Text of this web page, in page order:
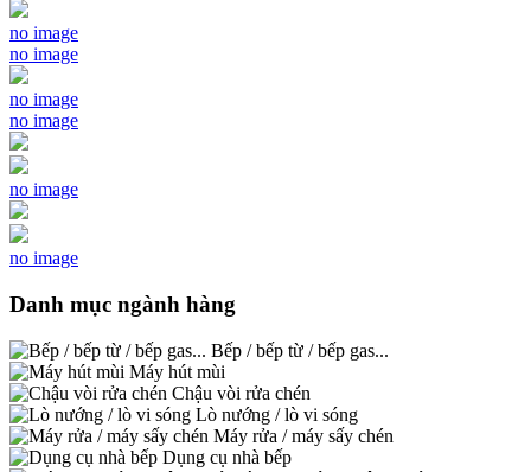
no image
no image
no image
no image
no image
no image
Danh mục ngành hàng
Bếp / bếp từ / bếp gas...
Máy hút mùi
Chậu vòi rửa chén
Lò nướng / lò vi sóng
Máy rửa / máy sấy chén
Dụng cụ nhà bếp